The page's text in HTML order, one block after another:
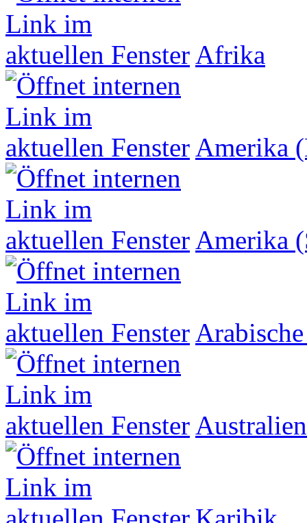
Afrika
Amerika
Amerika
Australien